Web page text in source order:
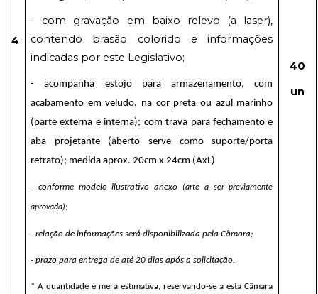
4
- com gravação em baixo relevo (a laser),
contendo brasão colorido e informações
indicadas por este Legislativo;
- acompanha estojo para armazenamento, com
acabamento em veludo, na cor preta ou azul marinho
(parte externa e interna); com trava para fechamento e
aba projetante (aberto serve como suporte/porta
retrato); medida aprox. 20cm x 24cm (AxL)
- conforme modelo ilustrativo anexo (arte a ser previamente
aprovada);
- relação de informações será disponibilizada pela Câmara;
- prazo para entrega de até 20 dias após a solicitação.
* A quantidade é mera estimativa, reservando-se a esta Câmara
40
un